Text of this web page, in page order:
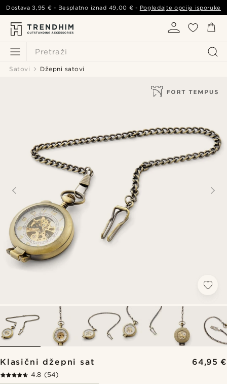
Pretraži
Dostava3,95 € - Besplatno iznad 49,00 € - Pogledajte opcije isporuke
Satovi Džepni satovi
Klasični džepni sat 64,95 €
4.8 (54)